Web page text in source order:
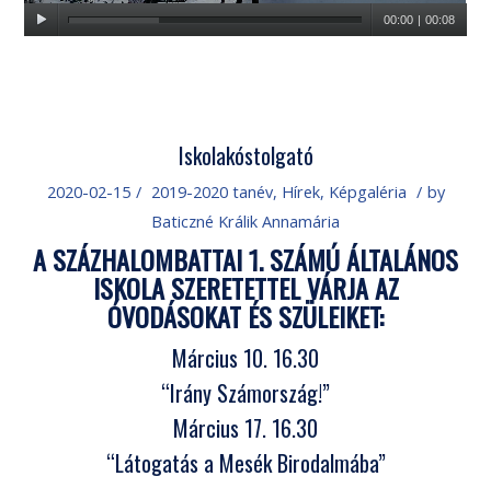
00:00 00:08
Iskolakóstolgató
2020-02-15 / 2019-2020 tanév, Hírek, Képgaléria / by
Baticzné Králik Annamária
A SZÁZHALOMBATTAI 1. SZÁMÚ ÁLTALÁNOS
ISKOLA SZERETETTEL VÁRJA AZ
ÓVODÁSOKAT ÉS SZÜLEIKET:
Március 10. 16.30
“Irány Számország!”
Március 17. 16.30
“Látogatás a Mesék Birodalmába”